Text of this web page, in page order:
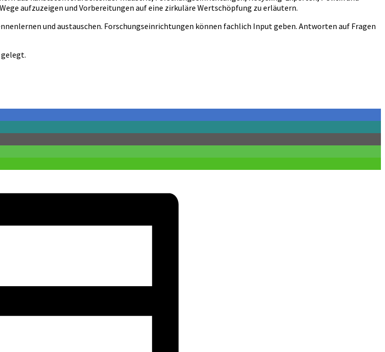
aufzuzeigen und Vorbereitungen auf eine zirkuläre Wertschöpfung zu erläutern.
und austauschen. Forschungseinrichtungen können fachlich Input geben. Antworten auf Fragen
gelegt.